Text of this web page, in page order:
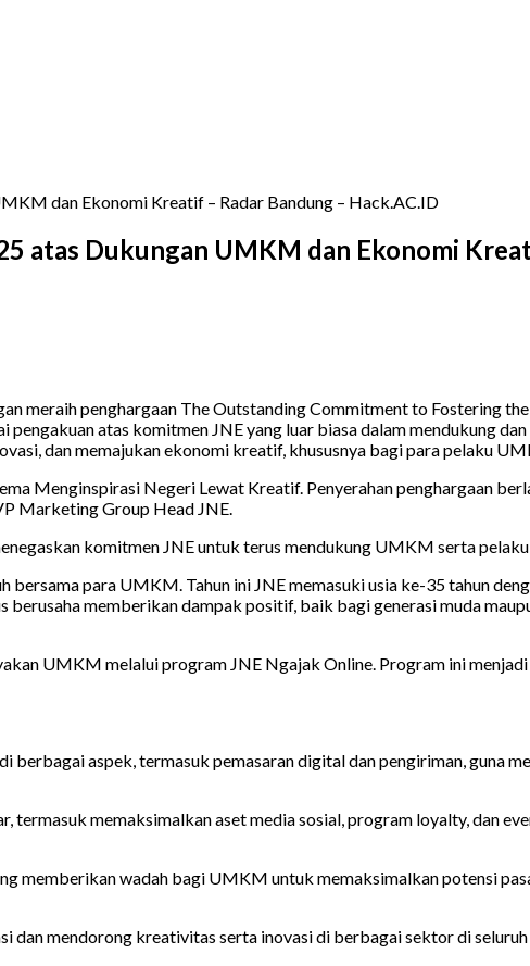
dan Ekonomi Kreatif – Radar Bandung – Hack.AC.ID
atas Dukungan UMKM dan Ekonomi
meraih penghargaan The Outstanding Commitment to Fostering
atas komitmen JNE yang luar biasa dalam mendukung
dan memajukan ekonomi kreatif, khususnya bagi para pelaku
Menginspirasi Negeri Lewat Kreatif. Penyerahan penghargaan
Marketing Group Head JNE.
komitmen JNE untuk terus mendukung UMKM serta
para UMKM. Tahun ini JNE memasuki usia ke-35 tahun
memberikan dampak positif, baik bagi generasi muda
UMKM melalui program JNE Ngajak Online. Program ini
berbagai aspek, termasuk pemasaran digital dan pengiriman, guna
termasuk memaksimalkan aset media sosial, program loyalty, dan
memberikan wadah bagi UMKM untuk memaksimalkan potensi
mendorong kreativitas serta inovasi di berbagai sektor di